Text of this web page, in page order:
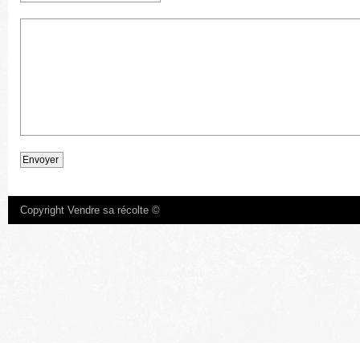
Copyright Vendre sa récolte ©